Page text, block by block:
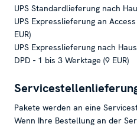
UPS Standardlieferung nach
UPS Expresslieferung an
EUR)
UPS Expresslieferung nach
DPD - 1 bis 3 Werktage (9 EUR)
Pakete werden an eine
Wenn Ihre Bestellung an der